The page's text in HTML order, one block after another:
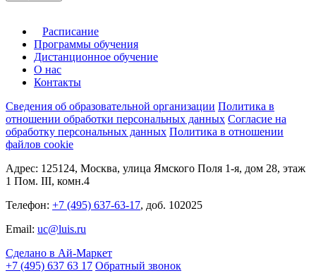
Расписание
Программы обучения
Дистанционное обучение
О нас
Контакты
Сведения об образовательной организации Политика в
отношении обработки персональных данных Согласие на
обработку персональных данных Политика в отношении
файлов cookie
Адрес: 125124, Москва, улица Ямского Поля 1-я, дом 28, этаж
1 Пом. III, комн.4
Телефон: +7 (495) 637-63-17, доб. 102025
Email: uc@luis.ru
Сделано в Ай-Маркет
+7 (495) 637 63 17 Обратный звонок